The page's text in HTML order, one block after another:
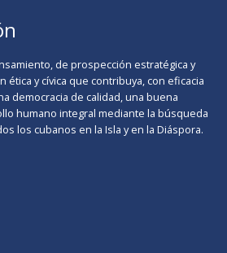
de prospección estratégica y
ética y cívica que contribuya, con eficacia
democracia de calidad, una buena
humano integral mediante la búsqueda
los cubanos en la Isla y en la Diáspora.